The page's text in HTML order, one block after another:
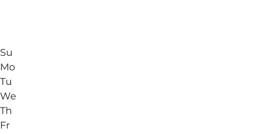
Su
Mo
Tu
We
Th
Fr